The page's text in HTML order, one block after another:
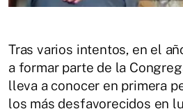
Tras varios intentos, en el
a formar parte de la
lleva a conocer en primera
los más desfavorecidos en